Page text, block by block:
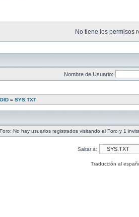
No tiene los permisos
Nombre de Usuario:
» SYS.TXT
No hay usuarios registrados visitando el Foro y 1
Saltar a:
Traducción al